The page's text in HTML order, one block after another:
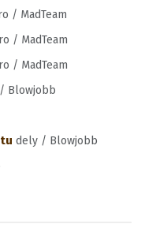
/ MadTeam
/ MadTeam
/ MadTeam
Blowjobb
dely / Blowjobb